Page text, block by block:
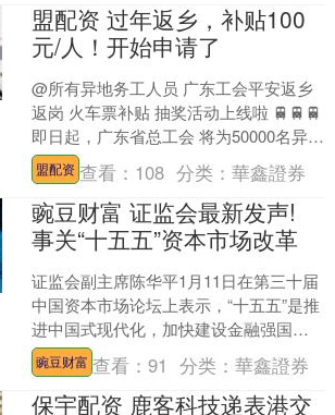
盟配资 过年返乡，补贴100
元/人！开始申请了
@所有异地务工人员 广东工会平安返乡
返岗 火车票补贴 抽奖活动上线啦 🚆🚆🚆
即日起，广东省总工会 将为50000名异地
务工人员 每人发放100元火车票补贴
符....
盟配资 查看： 108 分类：華鑫證券
豌豆财富 证监会最新发声!
事关“十五五”资本市场改革
证监会副主席陈华平1月11日在第三十届
中国资本市场论坛上表示，“十五五”是推
进中国式现代化，加快建设金融强国的
关键时期。证监会将紧扣“防风险、强监
管、促高质量”....
豌豆财富 查看：91 分类：華鑫證券
保宇配资 鹿客科技递表港交